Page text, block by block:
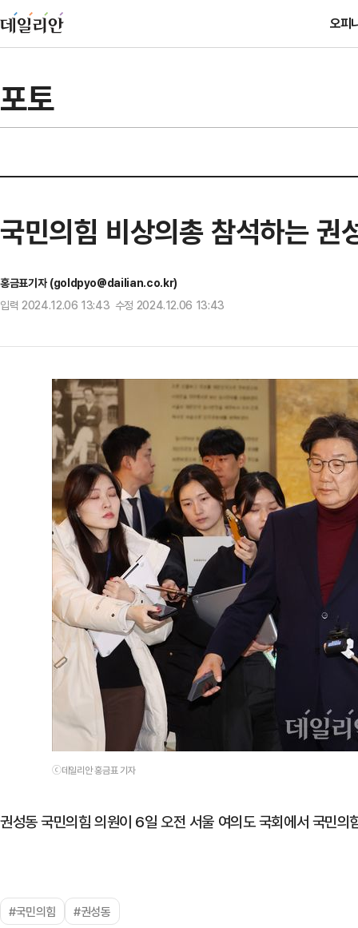
오피
포토
국민의힘 비상의총 참석하는 권
홍금표기자 (goldpyo@dailian.co.kr)
입력 2024.12.06 13:43 수정 2024.12.06 13:43
ⓒ데일리안 홍금표 기자
권성동 국민의힘 의원이 6일 오전 서울 여의도 국회에서 국민의
#국민의힘 #권성동